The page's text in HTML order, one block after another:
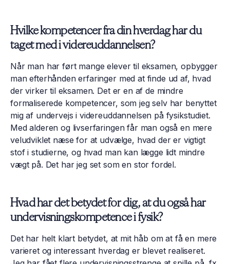
Hvilke kompetencer fra din hverdag har du
taget med i videreuddannelsen?
Når man har ført mange elever til eksamen, opbygger
man efterhånden erfaringer med at finde ud af, hvad
der virker til eksamen. Det er en af de mindre
formaliserede kompetencer, som jeg selv har benyttet
mig af undervejs i videreuddannelsen på fysikstudiet.
Med alderen og livserfaringen får man også en mere
veludviklet næse for at udvælge, hvad der er vigtigt
stof i studierne, og hvad man kan lægge lidt mindre
vægt på. Det har jeg set som en stor fordel.
Hvad har det betydet for dig, at du også har
undervisningskompetence i fysik?
Det har helt klart betydet, at mit håb om at få en mere
varieret og interessant hverdag er blevet realiseret.